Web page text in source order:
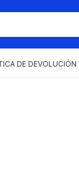
DE DEVOLUCIÓN